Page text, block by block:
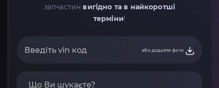
запчастин вигідно та в найкоротші
терміни!
або додайте фото